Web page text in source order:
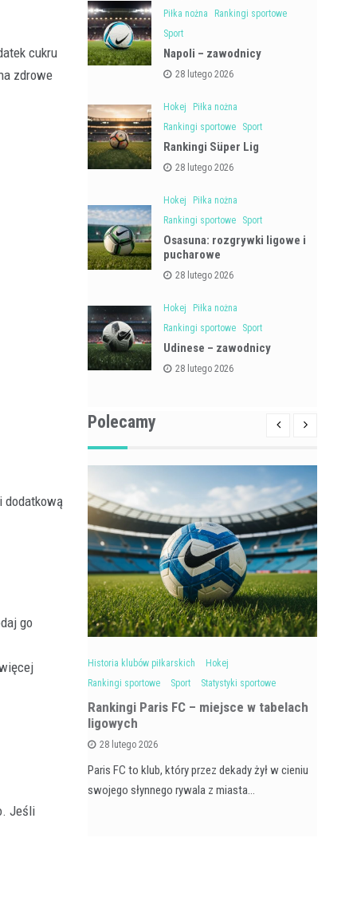
cukru
zdrowe
dodatkową
go
Jeśli
Piłka nożna
Rankingi sportowe
Sport
Napoli – zawodnicy
28 lutego 2026
Hokej
Piłka nożna
Rankingi sportowe
Sport
Rankingi Süper Lig
28 lutego 2026
Hokej
Piłka nożna
Rankingi sportowe
Sport
Osasuna: rozgrywki ligowe i
pucharowe
28 lutego 2026
Hokej
Piłka nożna
Rankingi sportowe
Sport
Udinese – zawodnicy
28 lutego 2026
Polecamy
Sport Historia klubów piłkarskich
Hokej
Rankingi sportowe
Sport Statystyki sportowe
Rankingi Paris FC – miejsce w tabelach
ligowych
28 lutego 2026
Paris FC to klub, który przez dekady żył w cieniu
swojego słynnego rywala z miasta…